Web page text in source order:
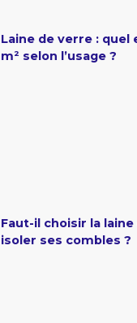
Laine de verre : quel
m² selon l’usage ?
Faut-il choisir la
isoler ses combles ?